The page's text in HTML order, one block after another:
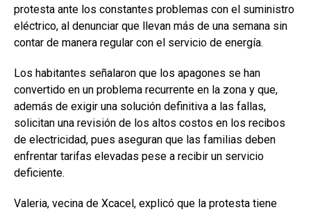
protesta ante los constantes problemas con el suministro
eléctrico, al denunciar que llevan más de una semana sin
contar de manera regular con el servicio de energía.
Los habitantes señalaron que los apagones se han
convertido en un problema recurrente en la zona y que,
además de exigir una solución definitiva a las fallas,
solicitan una revisión de los altos costos en los recibos
de electricidad, pues aseguran que las familias deben
enfrentar tarifas elevadas pese a recibir un servicio
deficiente.
Valeria, vecina de Xcacel, explicó que la protesta tiene